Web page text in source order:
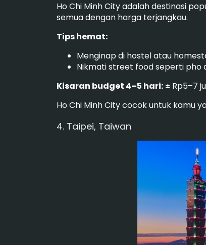
Ho Chi Minh City adalah destinasi
semua dengan harga terjangkau.
Tips hemat:
Menginap di hostel atau
Nikmati street food seperti pho
Kisaran budget 4–5 hari: ± Rp5–7
Ho Chi Minh City cocok untuk kamu
4. Taipei, Taiwan